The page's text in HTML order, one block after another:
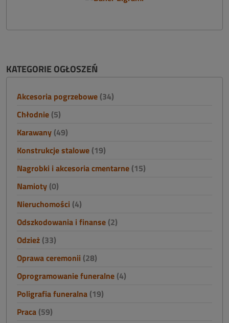
KATEGORIE OGŁOSZEŃ
Akcesoria pogrzebowe (34)
Chłodnie (5)
Karawany (49)
Konstrukcje stalowe (19)
Nagrobki i akcesoria cmentarne (15)
Namioty (0)
Nieruchomości (4)
Odszkodowania i finanse (2)
Odzież (33)
Oprawa ceremonii (28)
Oprogramowanie funeralne (4)
Poligrafia funeralna (19)
Praca (59)